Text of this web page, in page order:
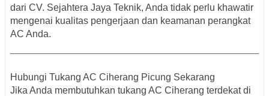
dari CV. Sejahtera Jaya Teknik, Anda tidak perlu khawatir
mengenai kualitas pengerjaan dan keamanan perangkat
AC Anda.
Hubungi Tukang AC Ciherang Picung Sekarang
Jika Anda membutuhkan tukang AC Ciherang terdekat di